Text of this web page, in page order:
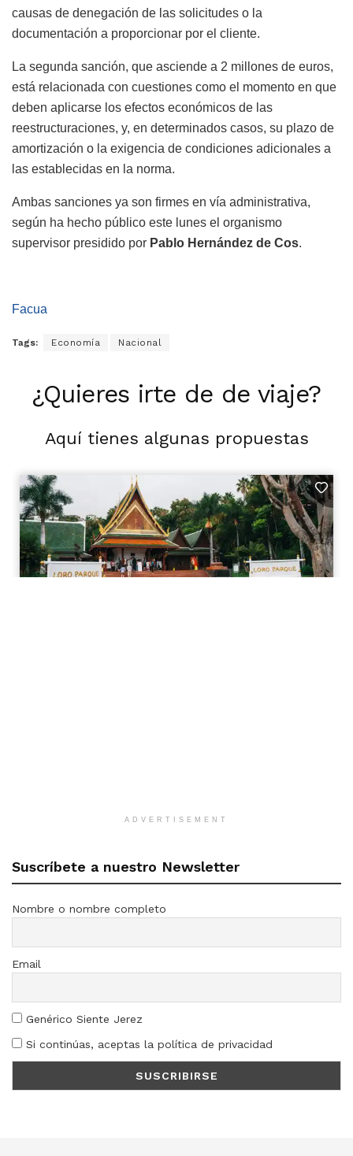
causas de denegación de las solicitudes o la
documentación a proporcionar por el cliente.
La segunda sanción, que asciende a 2 millones de euros,
está relacionada con cuestiones como el momento en que
deben aplicarse los efectos económicos de las
reestructuraciones, y, en determinados casos, su plazo de
amortización o la exigencia de condiciones adicionales a
las establecidas en la norma.
Ambas sanciones ya son firmes en vía administrativa,
según ha hecho público este lunes el organismo
supervisor presidido por Pablo Hernández de Cos.
Facua
Tags: Economía Nacional
¿Quieres irte de de viaje?
Aquí tienes algunas propuestas
ADVERTISEMENT
Suscríbete a nuestro Newsletter
Nombre o nombre completo
Email
Genérico Siente Jerez
Si continúas, aceptas la política de privacidad